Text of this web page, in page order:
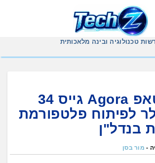
טכנולוגיה ובינה מלאכותית
הסטארטאפ Agora גייס 34
לפיתוח פלטפורמת
בנדל"ן
- מור בסן